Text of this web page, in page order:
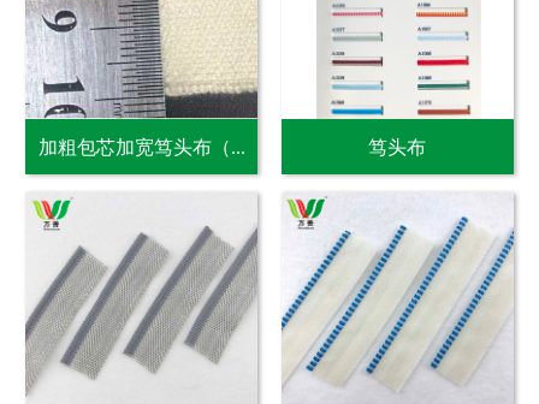
加粗包芯加宽笃头布（... 笃头布